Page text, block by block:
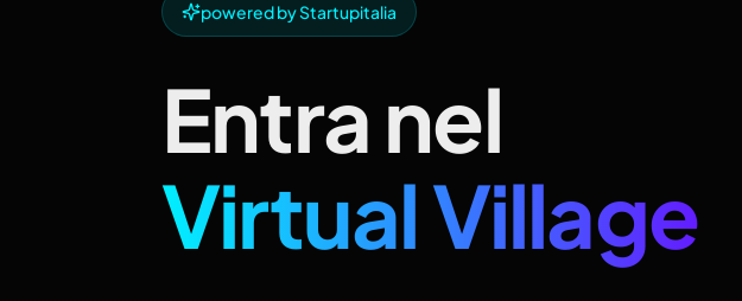
powered by Startupitalia
Entra nel
Virtual Village